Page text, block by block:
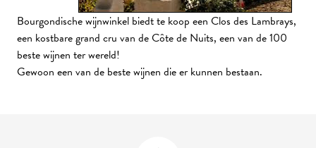
Bourgondische wijnwinkel biedt te koop een Clos des Lambrays,
een kostbare grand cru van de Côte de Nuits, een van de 100
beste wijnen ter wereld!
Gewoon een van de beste wijnen die er kunnen bestaan.